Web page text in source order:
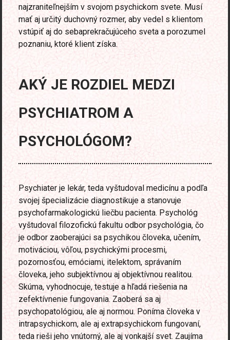
najzraniteľnejším v svojom psychickom svete. Musí
mať aj určitý duchovný rozmer, aby vedel s klientom
vstúpiť aj do sebaprekračujúceho sveta a porozumel
poznaniu, ktoré klient získa.
AKÝ JE ROZDIEL MEDZI
PSYCHIATROM A
PSYCHOLÓGOM?
Psychiater je lekár, teda vyštudoval medicínu a podľa
svojej špecializácie diagnostikuje a stanovuje
psychofarmakologickú liečbu pacienta. Psychológ
vyštudoval filozofickú fakultu odbor psychológia, čo
je odbor zaoberajúci sa psychikou človeka, učením,
motiváciou, vôľou, psychickými procesmi,
pozornosťou, emóciami, itelektom, správaním
človeka, jeho subjektívnou aj objektívnou realitou.
Skúma, vyhodnocuje, testuje a hľadá riešenia na
zefektívnenie fungovania. Zaoberá sa aj
psychopatológiou, ale aj normou. Poníma človeka v
intrapsychickom, ale aj extrapsychickom fungovaní,
teda rieši jeho vnútorný, ale aj vonkajší svet. Zaujíma